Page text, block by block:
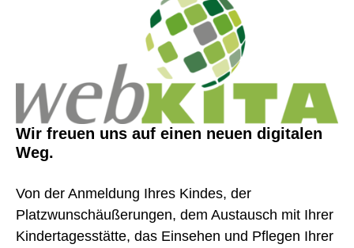
Wir freuen uns auf einen neuen digitalen
Weg.
Von der Anmeldung Ihres Kindes, der
Platzwunschäußerungen, dem Austausch mit Ihrer
Kindertagesstätte, das Einsehen und Pflegen Ihrer